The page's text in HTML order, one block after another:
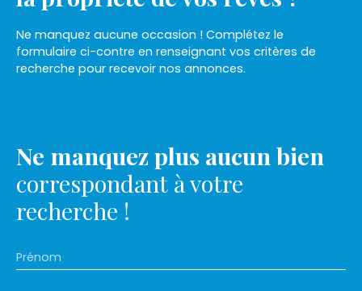
Ne manquez aucune occasion ! Complétez le
formulaire ci-contre en renseignant vos critères de
recherche pour recevoir nos annonces.
Ne manquez plus aucun bien
correspondant à votre
recherche !
Prénom